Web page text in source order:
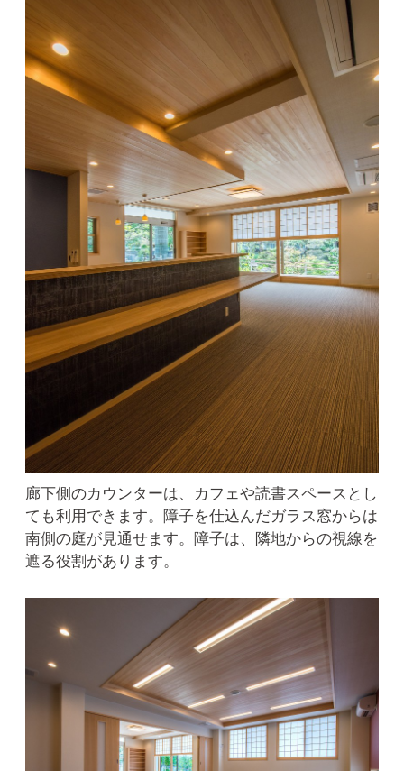
廊下側のカウンターは、カフェや読書スペースとし
ても利用できます。障子を仕込んだガラス窓からは
南側の庭が見通せます。障子は、隣地からの視線を
遮る役割があります。